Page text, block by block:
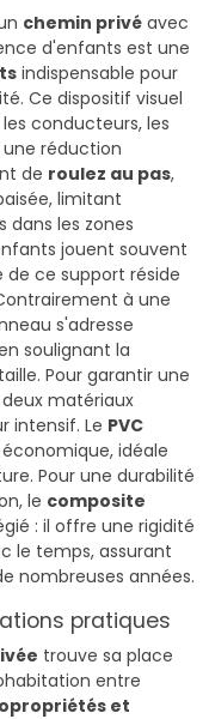
chemin privé avec
d'enfants est une
indispensable pour
Ce dispositif visuel
conducteurs, les
réduction
de roulez au pas,
limitant
dans les zones
jouent souvent
de ce support réside
à une
s'adresse
soulignant la
Pour garantir une
matériaux
intensif. Le PVC
idéale
Pour une durabilité
le composite
: il offre une rigidité
le temps, assurant
nombreuses années.
pratiques
trouve sa place
entre
et